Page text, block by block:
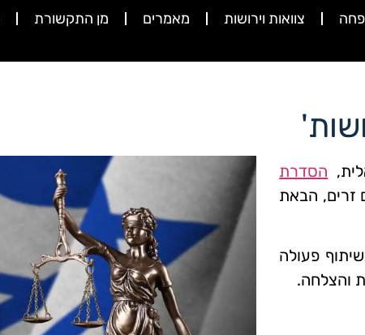
צוואות וירושות מאמרים מן התקשורת
הסדרת
זרים, הבאת
פעולה
והצלחה.